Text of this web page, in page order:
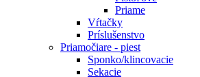
Priame
Vŕtačky
Príslušenstvo
Priamočiare - piest
Sponko/klincovacie
Sekacie